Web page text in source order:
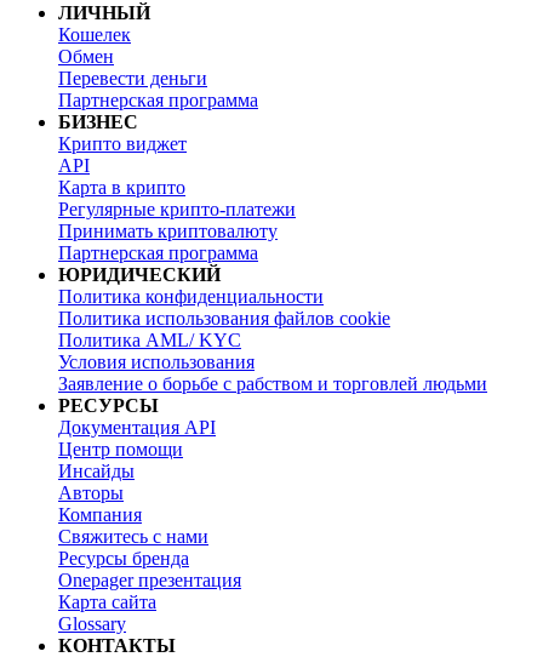
ЛИЧНЫЙ
Кошелек
Обмен
Перевести деньги
Партнерская программа
БИЗНЕС
Крипто виджет
API
Карта в крипто
Регулярные крипто-платежи
Принимать криптовалюту
Партнерская программа
ЮРИДИЧЕСКИЙ
Политика конфиденциальности
Политика использования файлов cookie
Политика AML/ KYC
Условия использования
Заявление о борьбе с рабством и торговлей людьми
РЕСУРСЫ
Документация API
Центр помощи
Инсайды
Авторы
Компания
Свяжитесь с нами
Ресурсы бренда
Onepager презентация
Карта сайта
Glossary
КОНТАКТЫ